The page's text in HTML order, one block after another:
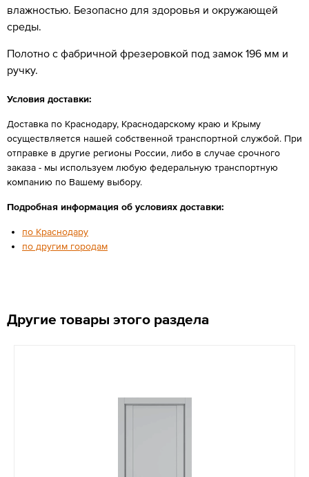
влажностью. Безопасно для здоровья и окружающей
среды.
Полотно с фабричной фрезеровкой под замок 196 мм и
ручку.
Условия доставки:
Доставка по Краснодару, Краснодарскому краю и Крыму
осуществляется нашей собственной транспортной службой. При
отправке в другие регионы России, либо в случае срочного
заказа - мы используем любую федеральную транспортную
компанию по Вашему выбору.
Подробная информация об условиях доставки:
по Краснодару
по другим городам
Другие товары этого раздела